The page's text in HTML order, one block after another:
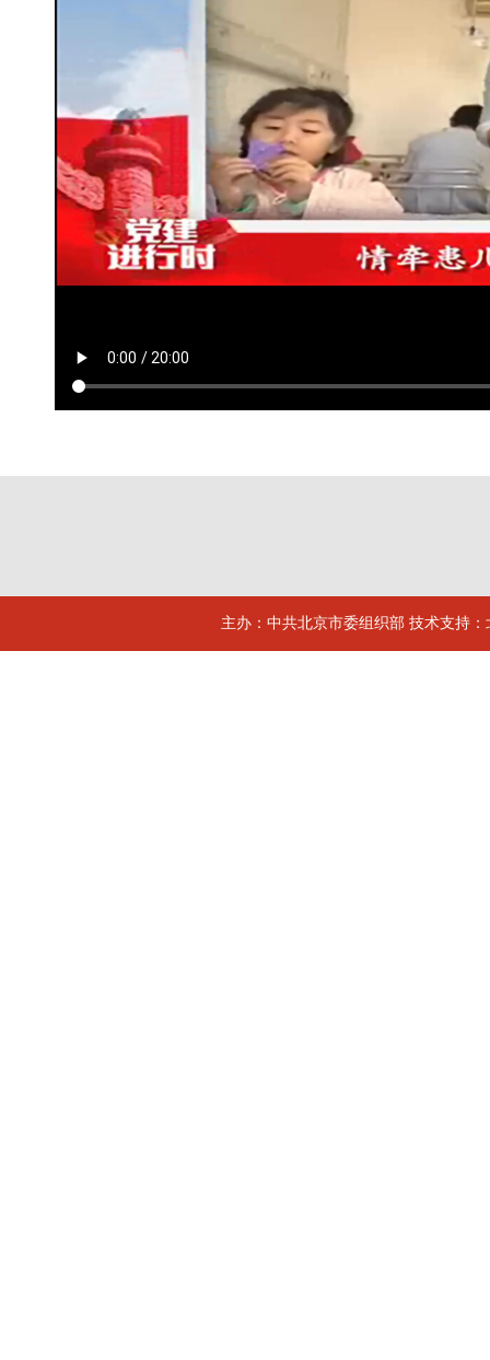
主办：中共北京市委组织部 技术支持